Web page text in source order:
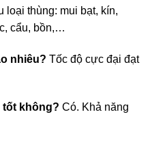
loại thùng: mui bạt, kín,
cẩu, bồn,…
nhiêu? Tốc độ cực đại đạt
tốt không? Có. Khả năng